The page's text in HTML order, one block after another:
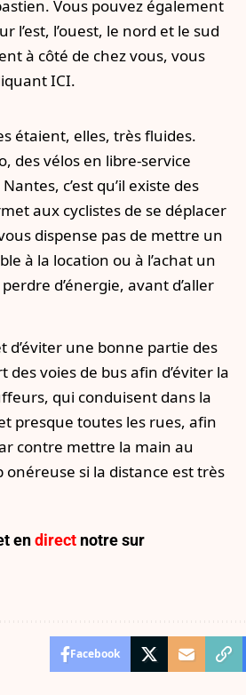
Vous pouvez également
l’est, l’ouest, le nord et le sud
à côté de chez vous, vous
ICI.
étaient, elles, très fluides.
des vélos en libre-service
c’est qu’il existe des
aux cyclistes de se déplacer
dispense pas de mettre un
à la location ou à l’achat un
d’énergie, avant d’aller
une bonne partie des
voies de bus afin d’éviter la
qui conduisent dans la
presque toutes les rues, afin
contre mettre la main au
si la distance est très
endirect notre sur
Facebook